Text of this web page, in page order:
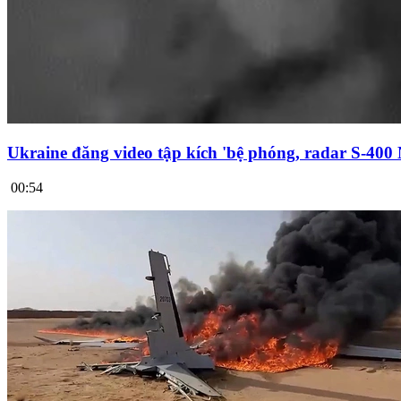
Ukraine đăng video tập kích 'bệ phóng, radar S-400
00:54